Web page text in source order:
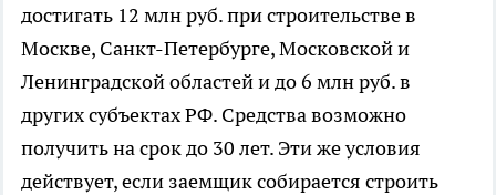
достигать 12 млн руб. при строительстве в
Москве, Санкт-Петербурге, Московской и
Ленинградской областей и до 6 млн руб. в
других субъектах РФ. Средства возможно
получить на срок до 30 лет. Эти же условия
действует, если заемщик собирается строить